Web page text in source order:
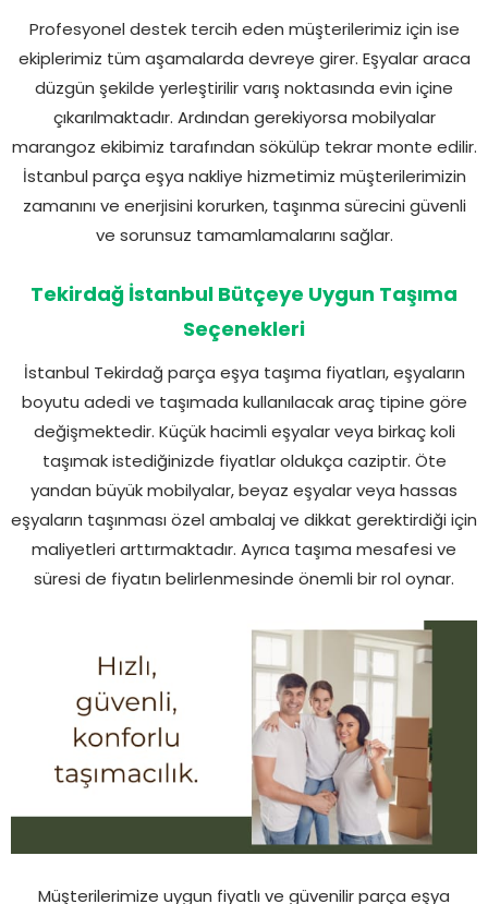
Profesyonel destek tercih eden müşterilerimiz için ise
ekiplerimiz tüm aşamalarda devreye girer. Eşyalar araca
düzgün şekilde yerleştirilir varış noktasında evin içine
çıkarılmaktadır. Ardından gerekiyorsa mobilyalar
marangoz ekibimiz tarafından sökülüp tekrar monte edilir.
İstanbul parça eşya nakliye hizmetimiz müşterilerimizin
zamanını ve enerjisini korurken, taşınma sürecini güvenli
ve sorunsuz tamamlamalarını sağlar.
Tekirdağ İstanbul Bütçeye Uygun Taşıma
Seçenekleri
İstanbul Tekirdağ parça eşya taşıma fiyatları, eşyaların
boyutu adedi ve taşımada kullanılacak araç tipine göre
değişmektedir. Küçük hacimli eşyalar veya birkaç koli
taşımak istediğinizde fiyatlar oldukça caziptir. Öte
yandan büyük mobilyalar, beyaz eşyalar veya hassas
eşyaların taşınması özel ambalaj ve dikkat gerektirdiği için
maliyetleri arttırmaktadır. Ayrıca taşıma mesafesi ve
süresi de fiyatın belirlenmesinde önemli bir rol oynar.
Müşterilerimize uygun fiyatlı ve güvenilir parça eşya